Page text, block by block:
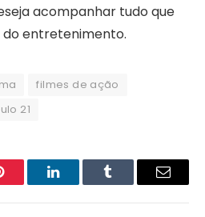
acompanhar tudo que
entretenimento.
filmes de ação
21
LinkedInTumblr Email